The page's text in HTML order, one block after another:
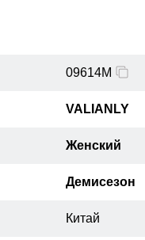
78
идеального
точки плеча до
09614M
VALIANLY
Женский
Демисезон
Китай